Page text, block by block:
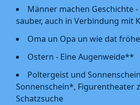
Männer machen Geschichte
sauber, auch in Verbindung mit
Oma un Opa un wie dat
Ostern - Eine Augenweide**
Poltergeist und
Sonnenschein*, Figurentheater
Schatzsuche